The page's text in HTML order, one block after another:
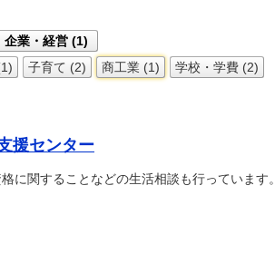
企業・経営 (1)
子育て (2) 商工業 (1)
学校・学費 (2)
援センター
に関することなどの生活相談も行っています。